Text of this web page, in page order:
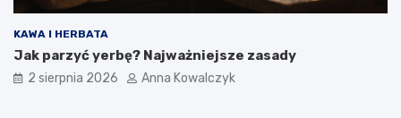
KAWA I HERBATA
Jak parzyć yerbę? Najważniejsze zasady
2 sierpnia 2026 Anna Kowalczyk